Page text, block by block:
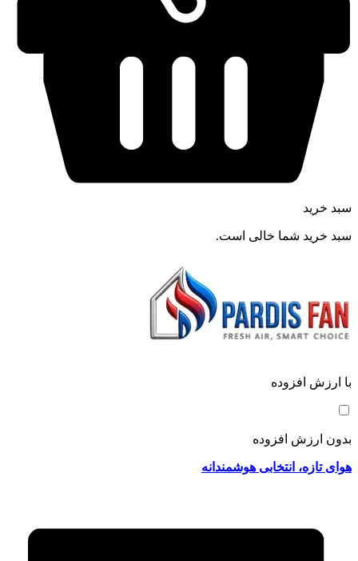
سبد خرید
سبد خرید شما خالی است.
با ارزش افزوده
بدون ارزش افزوده
هوای تازه، انتخابی هوشمندانه